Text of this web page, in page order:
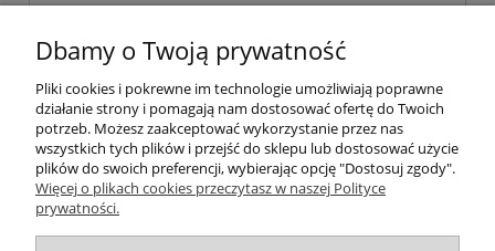
do koszyka
Pomoc
Informacje
Dbamy o Twoją prywatność
Pliki cookies i pokrewne im technologie umożliwiają poprawne
działanie strony i pomagają nam dostosować ofertę do Twoich
potrzeb. Możesz zaakceptować wykorzystanie przez nas
wszystkich tych plików i przejść do sklepu lub dostosować użycie
plików do swoich preferencji, wybierając opcję "Dostosuj zgody".
Więcej o plikach cookies przeczytasz w naszej Polityce
prywatności.